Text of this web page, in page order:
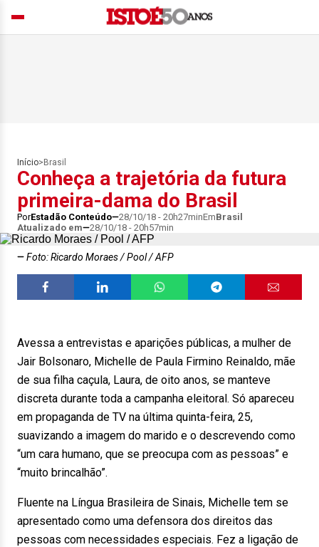
Início> Brasil
Conheça a trajetória da futura
primeira-dama do Brasil
PorEstadão Conteúdo 28/10/18 - 20h27minEmBrasil
Atualizado em
28/10/18 - 20h57min
Foto: Ricardo Moraes / Pool / AFP
Avessa a entrevistas e aparições públicas, a mulher de
Jair Bolsonaro, Michelle de Paula Firmino Reinaldo, mãe
de sua filha caçula, Laura, de oito anos, se manteve
discreta durante toda a campanha eleitoral. Só apareceu
em propaganda de TV na última quinta-feira, 25,
suavizando a imagem do marido e o descrevendo como
“um cara humano, que se preocupa com as pessoas” e
“muito brincalhão”.
Fluente na Língua Brasileira de Sinais, Michelle tem se
apresentado como uma defensora dos direitos das
pessoas com necessidades especiais. Fez a ligação de